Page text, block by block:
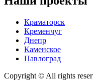
Краматорск
Кременчуг
Днепр
Каменское
Павлоград
Copyright © All rights